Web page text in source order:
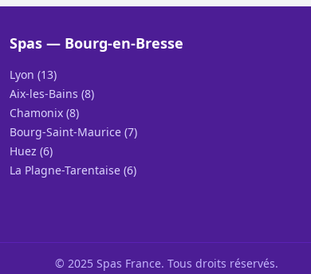
Spas — Bourg-en-Bresse
Lyon (13)
Aix-les-Bains (8)
Chamonix (8)
Bourg-Saint-Maurice (7)
Huez (6)
La Plagne-Tarentaise (6)
© 2025 Spas France. Tous droits réservés.